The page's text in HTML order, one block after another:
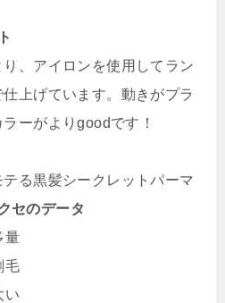
、アイロンを使用してラン
上げています。動きがプラ
ーがよりgoodです！
る黒髪シークレットパーマ
セのデータ